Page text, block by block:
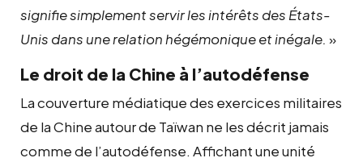
signifie simplement servir les intérêts des États-
Unis dans une relation hégémonique et inégale. »
Le droit de la Chine à l’autodéfense
La couverture médiatique des exercices militaires
de la Chine autour de Taïwan ne les décrit jamais
comme de l’autodéfense. Affichant une unité